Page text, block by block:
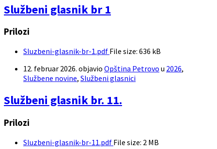
Službeni glasnik br 1
Prilozi
Sluzbeni-glasnik-br-1.pdf File size: 636 kB
12. februar 2026. objavio Opština Petrovo u 2026,
Službene novine, Službeni glasnici
Službeni glasnik br. 11.
Prilozi
Sluzbeni-glasnik-br-11.pdf File size: 2 MB